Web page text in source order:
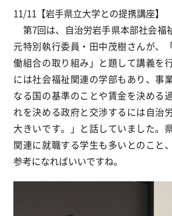
11/11【岩手県立大学との提携講座】
第7回は、自治労岩手県本部社会福
元特別執行委員・田中茂樹さんが、
働組合の取り組み」と題して講義を
には社会福祉関連の学部もあり、事
なる国の基準のことや賃金を決める
れを決める政府と交渉するには自治
大きいです。」と話していました。
関連に就職する学生も多いとのこと
参考になればいいですね。